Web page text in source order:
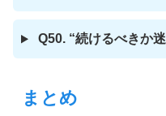
Q50. “続けるべきか
まとめ